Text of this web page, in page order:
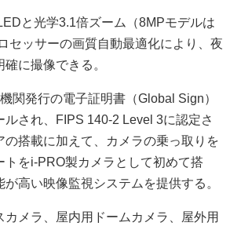
と光学3.1倍ズーム（8MPモデルは
セッサーの画質自動最適化により、夜
に撮像できる。
関発行の電子証明書（Global Sign）
ルされ、FIPS 140-2 Level 3に認定さ
の搭載に加えて、カメラの乗っ取りを
トをi-PRO製カメラとして初めて搭
高い映像監視システムを提供する。
メラ、屋内用ドームカメラ、屋外用